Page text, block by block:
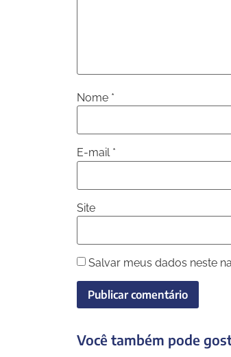
Nome *
E-mail *
Site
Salvar meus dados neste
Você também pode